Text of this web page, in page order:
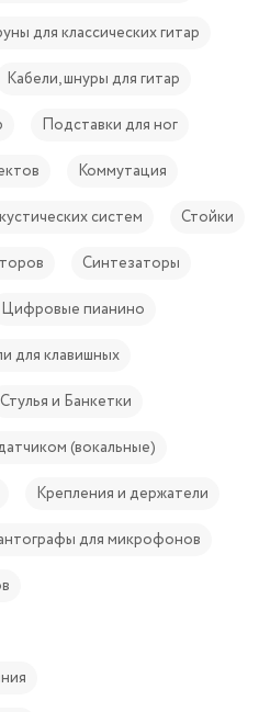
для классических гитар
Кабели, шнуры для гитар
Подставки для ног
Коммутация
систем Стойки
Синтезаторы
Цифровые пианино
для клавишных
Стулья и Банкетки
(вокальные)
Крепления и держатели
для микрофонов